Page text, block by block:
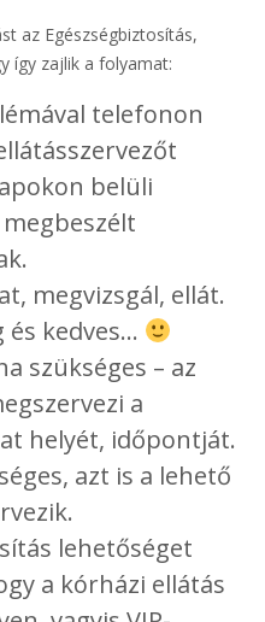
az Egészségbiztosítás,
így zajlik a folyamat:
telefonon
belüli
megvizsgál, ellát.
és kedves…
szükséges – az
a
helyét, időpontját.
azt is a lehető
lehetőséget
a kórházi ellátás